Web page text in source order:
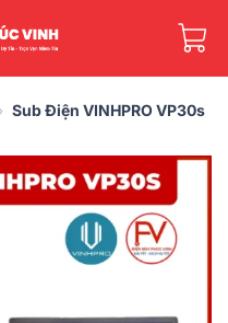
Sub Điện VINHPRO VP30s